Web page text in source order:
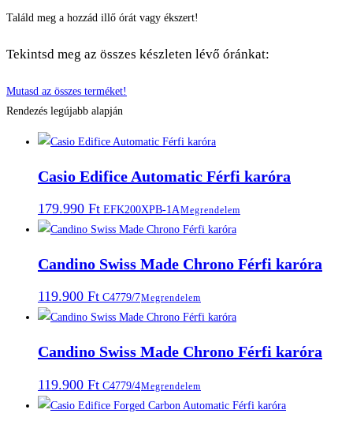
Találd meg a hozzád illő órát vagy ékszert!
Tekintsd meg az összes készleten lévő óránkat:
Mutasd az összes terméket!
Rendezés legújabb alapján
Casio Edifice Automatic Férfi karóra
179.990 Ft EFK200XPB-1AMegrendelem
Candino Swiss Made Chrono Férfi karóra
119.900 Ft C4779/7Megrendelem
Candino Swiss Made Chrono Férfi karóra
119.900 Ft C4779/4Megrendelem